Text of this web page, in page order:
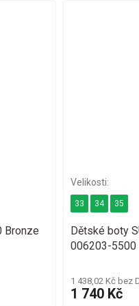
Bronze
Dětské boty
006203-5500
1 438,02 Kč bez
1 740 Kč
33 34 35